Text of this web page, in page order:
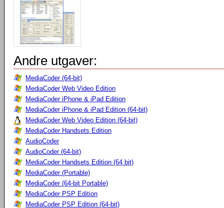
Andre utgaver:
MediaCoder (64-bit)
MediaCoder Web Video Edition
MediaCoder iPhone & iPad Edition
MediaCoder iPhone & iPad Edition (64-bit)
MediaCoder Web Video Edition (64-bit)
MediaCoder Handsets Edition
AudioCoder
AudioCoder (64-bit)
MediaCoder Handsets Edition (64 bit)
MediaCoder (Portable)
MediaCoder (64-bit Portable)
MediaCoder PSP Edition
MediaCoder PSP Edition (64-bit)